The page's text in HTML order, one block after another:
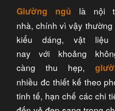
Giường ngủ là nội
nhà, chính vì vậy
kiểu dáng, vật
nay với khoảng
càng thu hẹp,
nhiều đc thiết kế theo
tinh tế, hạn chế các chi